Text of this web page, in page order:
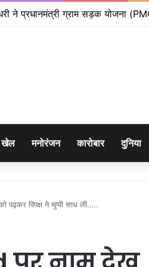
अभियुक्त को दून पुलिस ने हरिद्वार से
खेल मनोरंजन कारोबार दुनिया
पढ़कर विपक्ष ने चुप्पी साध ली…..